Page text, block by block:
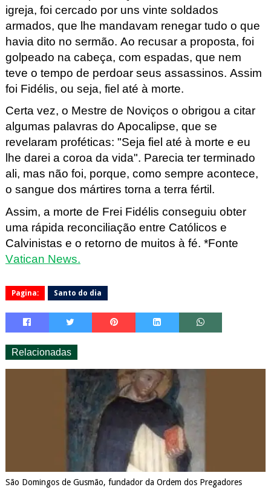
igreja, foi cercado por uns vinte soldados
armados, que lhe mandavam renegar tudo o que
havia dito no sermão. Ao recusar a proposta, foi
golpeado na cabeça, com espadas, que nem
teve o tempo de perdoar seus assassinos. Assim
foi Fidélis, ou seja, fiel até à morte.
Certa vez, o Mestre de Noviços o obrigou a citar
algumas palavras do Apocalipse, que se
revelaram proféticas: "Seja fiel até à morte e eu
lhe darei a coroa da vida". Parecia ter terminado
ali, mas não foi, porque, como sempre acontece,
o sangue dos mártires torna a terra fértil.
Assim, a morte de Frei Fidélis conseguiu obter
uma rápida reconciliação entre Católicos e
Calvinistas e o retorno de muitos à fé. *Fonte
Vatican News.
Pagina: Santo do dia
Relacionadas
São Domingos de Gusmão, fundador da Ordem dos Pregadores